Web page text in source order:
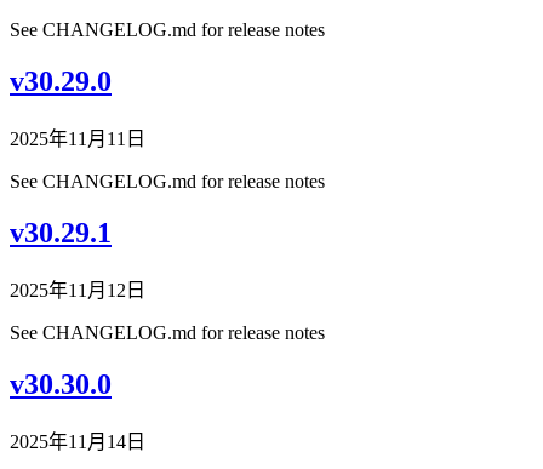
See CHANGELOG.md for release notes
v30.29.0
2025年11月11日
See CHANGELOG.md for release notes
v30.29.1
2025年11月12日
See CHANGELOG.md for release notes
v30.30.0
2025年11月14日